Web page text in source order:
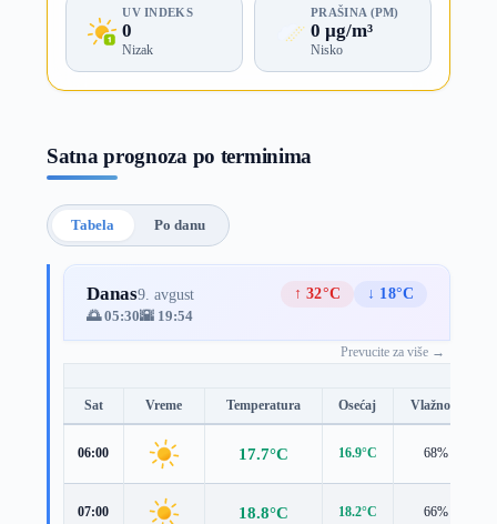
UV INDEKS
0
Nizak
PRAŠINA (PM)
0 µg/m³
Nisko
Satna prognoza po terminima
Tabela Po danu
Danas9. avgust ↑ 32°C
↓ 18°C
🌅 05:30🌇 19:54
Prevucite za više →
Sat Vreme Temperatura Osećaj Vlažnost
06:00 17.7°C 16.9°C 68%
07:00 18.8°C 18.2°C 66%